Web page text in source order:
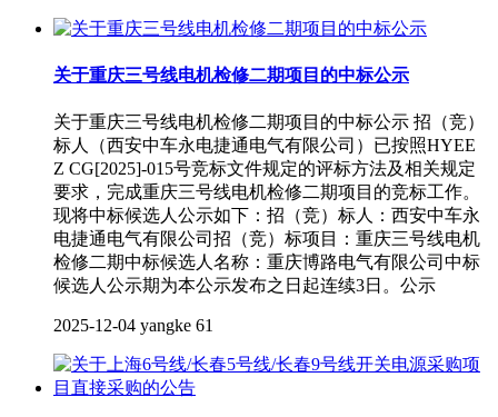
关于重庆三号线电机检修二期项目的中标公示
关于重庆三号线电机检修二期项目的中标公示 招（竞）
标人（西安中车永电捷通电气有限公司）已按照HYEE
Z CG[2025]-015号竞标文件规定的评标方法及相关规定
要求，完成重庆三号线电机检修二期项目的竞标工作。
现将中标候选人公示如下：招（竞）标人：西安中车永
电捷通电气有限公司招（竞）标项目：重庆三号线电机
检修二期中标候选人名称：重庆博路电气有限公司中标
候选人公示期为本公示发布之日起连续3日。公示
2025-12-04 yangke 61